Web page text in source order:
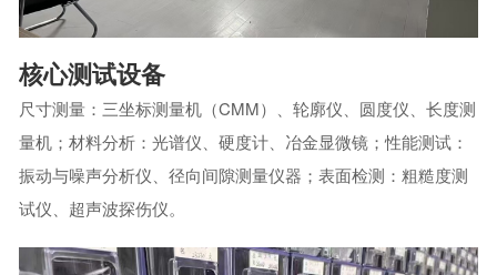
核心测试设备
尺寸测量：三坐标测量机（CMM）、轮廓仪、圆度仪、长度测
量机；材料分析：光谱仪、硬度计、冶金显微镜；性能测试：
振动与噪声分析仪、径向间隙测量仪器；表面检测：粗糙度测
试仪、超声波探伤仪。